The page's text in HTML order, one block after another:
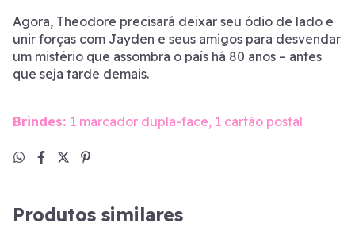
Agora, Theodore precisará deixar seu ódio de lado e
unir forças com Jayden e seus amigos para desvendar
um mistério que assombra o país há 80 anos – antes
que seja tarde demais.
Brindes: 1 marcador dupla-face, 1 cartão postal
Produtos similares